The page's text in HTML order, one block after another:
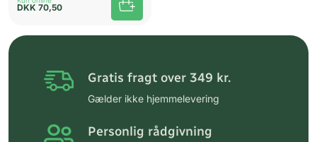
DKK 70,50
Gratis fragt over 349 kr.
Gælder ikke hjemmelevering
Personlig rådgivning